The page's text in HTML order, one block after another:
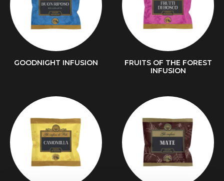
GOODNIGHT INFUSION
FRUITS OF THE FOREST
INFUSION